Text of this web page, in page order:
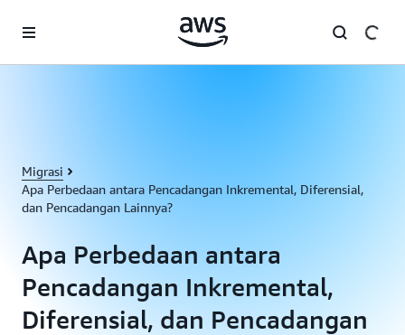
Migrasi
Apa Perbedaan antara Pencadangan Inkremental, Diferensial,
dan Pencadangan Lainnya?
Apa Perbedaan antara
Pencadangan Inkremental,
Diferensial, dan Pencadangan